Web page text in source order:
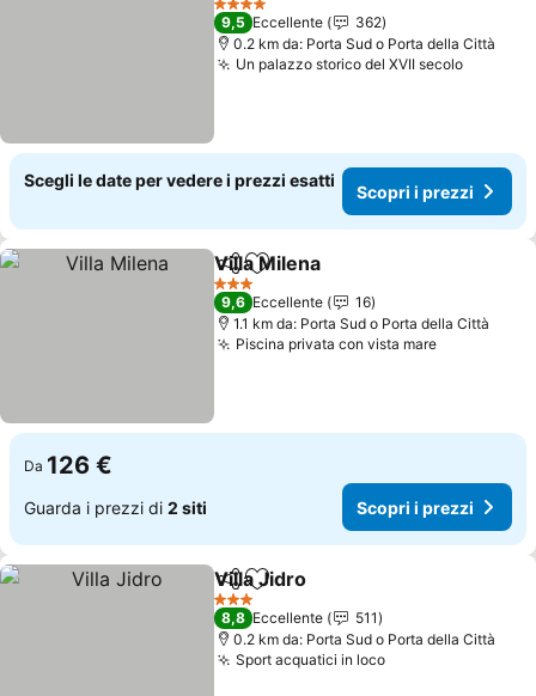
4 Stelle
9,5 Eccellente
362
0.2 km da: Porta Sud o Porta della Città
Un palazzo storico del XVII secoloScopri
Scegli le date per vedere i prezzi esatti
Scopri i prezzi
CondividiAggiungi ai preferiti
Villa Milena
3 Stelle
9,6 Eccellente
16
1.1 km da: Porta Sud o Porta della Città
Piscina privata con vista mareScopri i
Da 126 €
Guarda i prezzi di 2 siti Scopri i prezzi
CondividiAggiungi ai preferiti
Villa Jidro
3 Stelle
8,8 Eccellente
511
0.2 km da: Porta Sud o Porta della Città
Sport acquatici in locoScopri i prezzi